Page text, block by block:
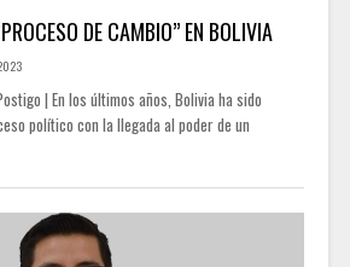
DE CAMBIO” EN BOLIVIA
| En los últimos años, Bolivia ha sido
político con la llegada al poder de un